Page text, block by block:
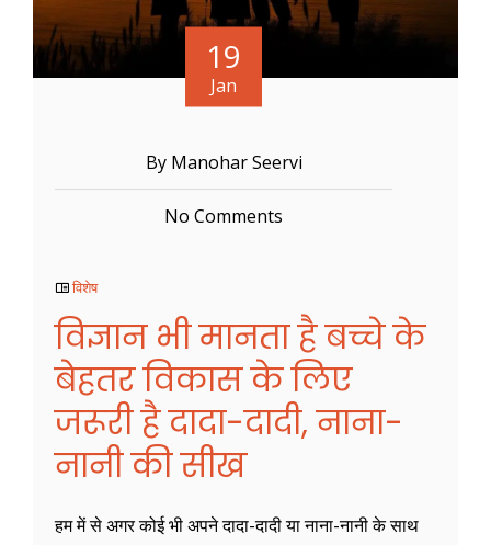
19
Jan
By Manohar Seervi
No Comments
विशेष
विज्ञान भी मानता है बच्चे के
बेहतर विकास के लिए
जरूरी है दादा-दादी, नाना-
नानी की सीख
हम में से अगर कोई भी अपने दादा-दादी या नाना-नानी के साथ